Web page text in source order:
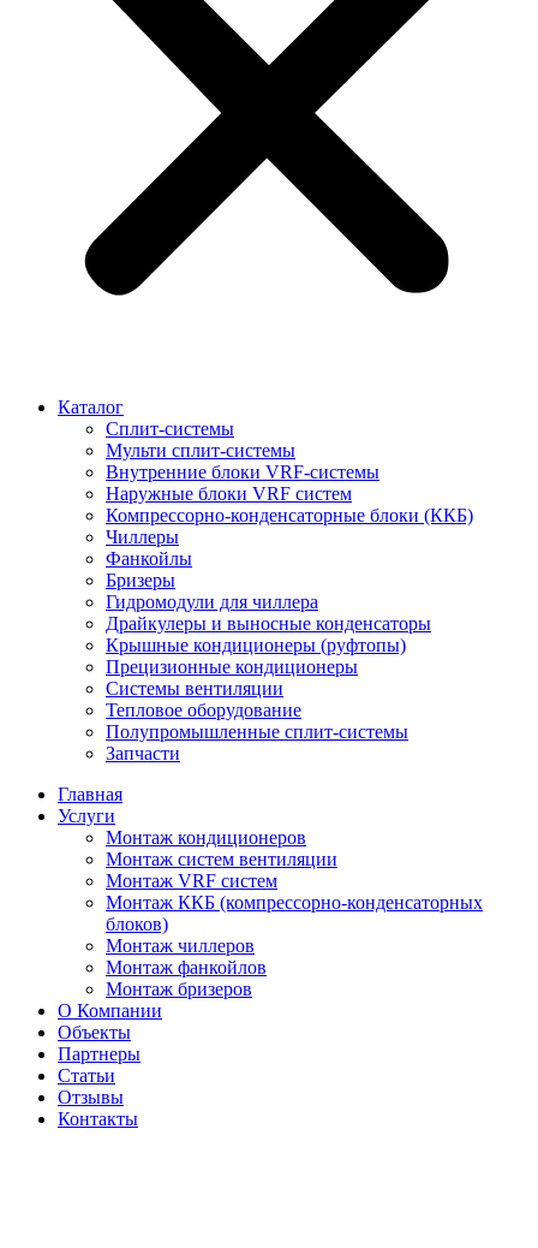
Каталог
Сплит-системы
Мульти сплит-системы
Внутренние блоки VRF-cистемы
Наружные блоки VRF cистем
Компрессорно-конденсаторные блоки (ККБ)
Чиллеры
Фанкойлы
Бризеры
Гидромодули для чиллера
Драйкулеры и выносные конденсаторы
Крышные кондиционеры (руфтопы)
Прецизионные кондиционеры
Системы вентиляции
Тепловое оборудование
Полупромышленные сплит-системы
Запчасти
Главная
Услуги
Монтаж кондиционеров
Монтаж cистем вентиляции
Монтаж VRF систем
Монтаж ККБ (компрессорно-конденсаторных
блоков)
Монтаж чиллеров
Монтаж фанкойлов
Монтаж бризеров
О Компании
Объекты
Партнеры
Статьи
Отзывы
Контакты